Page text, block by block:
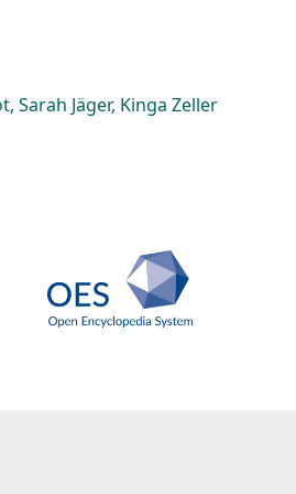
Jäger, Kinga Zeller